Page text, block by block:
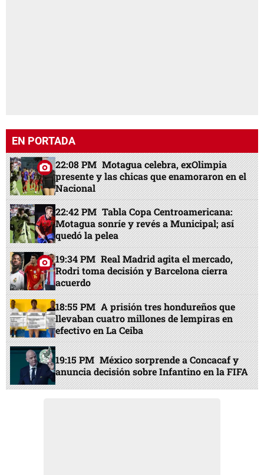
EN PORTADA
22:08 PM Motagua celebra, exOlimpia
presente y las chicas que enamoraron en el
Nacional
22:42 PM Tabla Copa Centroamericana:
Motagua sonríe y revés a Municipal; así
quedó la pelea
19:34 PM Real Madrid agita el mercado,
Rodri toma decisión y Barcelona cierra
acuerdo
18:55 PM A prisión tres hondureños que
llevaban cuatro millones de lempiras en
efectivo en La Ceiba
19:15 PM México sorprende a Concacaf y
anuncia decisión sobre Infantino en la FIFA